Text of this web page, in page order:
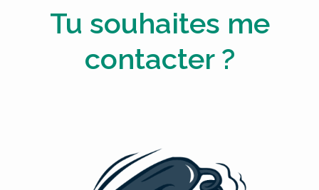
Tu souhaites me
contacter ?